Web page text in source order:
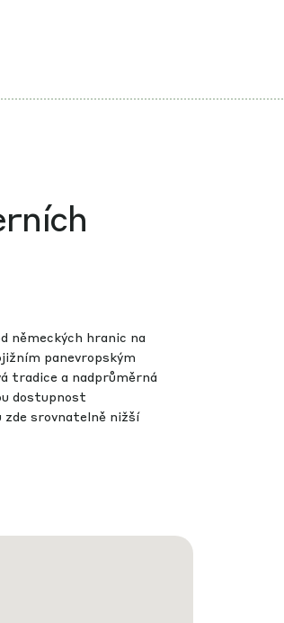
německých hranic na
panevropským
tradice a nadprůměrná
dostupnost
zde srovnatelně nižší